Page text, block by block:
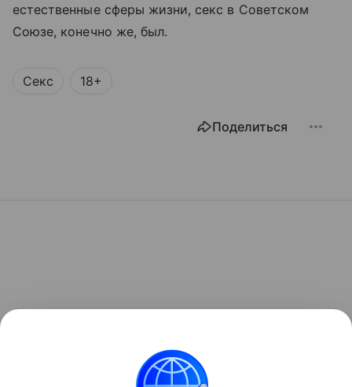
естественные сферы жизни, секс в Советском
Союзе, конечно же, был.
Секс 18+
Поделиться